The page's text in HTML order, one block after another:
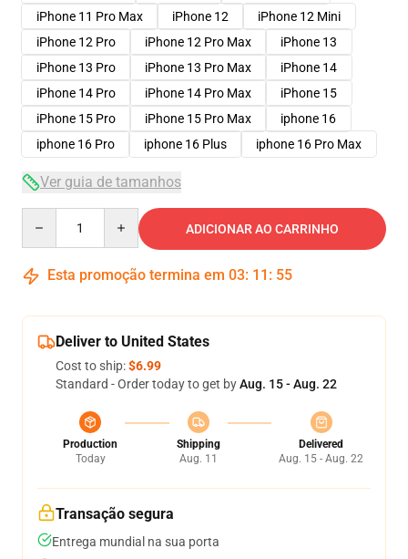
iPhone 11 Pro Max
iPhone 12
iPhone 12 Mini
iPhone 12 Pro
iPhone 12 Pro Max
iPhone 13
iPhone 13 Pro
iPhone 13 Pro Max
iPhone 14
iPhone 14 Pro
iPhone 14 Pro Max
iPhone 15
iPhone 15 Pro
iPhone 15 Pro Max
iphone 16
iphone 16 Pro
iphone 16 Plus iphone 16 Pro Max
Ver guia de tamanhos
ADICIONAR AO CARRINHO
Esta promoção termina em 03: 11 : 54
Deliver to United States
Cost to ship:$6.99
Standard - Order today to get byAug. 15 - Aug. 22
Production
Today
Shipping
Aug. 11
Delivered
Aug. 15 - Aug. 22
Transação segura
Entrega mundial na sua porta